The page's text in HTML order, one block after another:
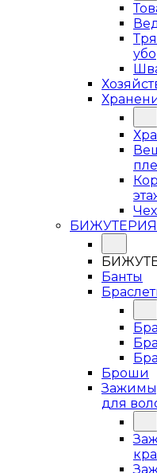
БИЖУТЕРИЯ
Банты
Броши
для